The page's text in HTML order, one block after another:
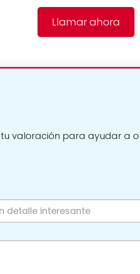
Llamar ahora
valoración para ayudar a